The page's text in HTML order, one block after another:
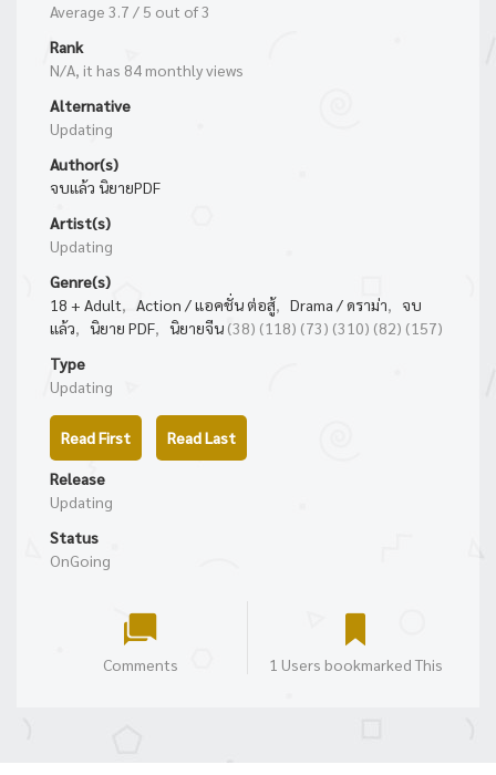
Average 3.7 / 5 out of3
Rank
N/A, it has 84 monthly views
Alternative
Updating
Author(s)
จบแล้ว นิยายPDF
Artist(s)
Updating
Genre(s)
18 + Adult, Action / แอคชั่น ต่อสู้, Drama / ดราม่า,
จบ
แล้ว, นิยาย PDF, นิยายจีน
(38) (118) (73) (310) (82) (157)
Type
Updating
Read First Read Last
Release
Updating
Status
OnGoing
Comments 1 Users bookmarked This